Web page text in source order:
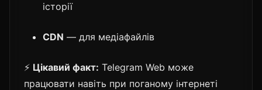
історії
CDN — для медіафайлів
⚡ Цікавий факт: Telegram Web може
працювати навіть при поганому інтернеті